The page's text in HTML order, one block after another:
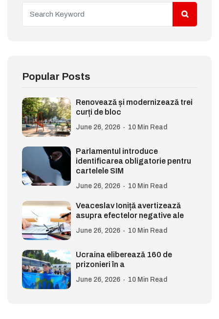
Popular Posts
Renovează și modernizează trei
curți de bloc
June 26, 2026 10 Min Read
Parlamentul introduce
identificarea obligatorie pentru
cartelele SIM
June 26, 2026 10 Min Read
Veaceslav Ioniță avertizează
asupra efectelor negative ale
June 26, 2026 10 Min Read
Ucraina eliberează 160 de
prizonieri în a
June 26, 2026 10 Min Read